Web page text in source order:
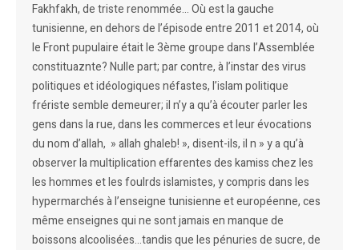
Fakhfakh, de triste renommée… Où est la gauche
tunisienne, en dehors de l’épisode entre 2011 et 2014, où
le Front pupulaire était le 3ème groupe dans l’Assemblée
constituaznte? Nulle part; par contre, à l’instar des virus
politiques et idéologiques néfastes, l’islam politique
frériste semble demeurer; il n’y a qu’à écouter parler les
gens dans la rue, dans les commerces et leur évocations
du nom d’allah, » allah ghaleb! », disent-ils, il n » y a qu’à
observer la multiplication effarentes des kamiss chez les
les hommes et les foulrds islamistes, y compris dans les
hypermarchés à l’enseigne tunisienne et européenne, ces
même enseignes qui ne sont jamais en manque de
boissons alcoolisées…tandis que les pénuries de sucre, de